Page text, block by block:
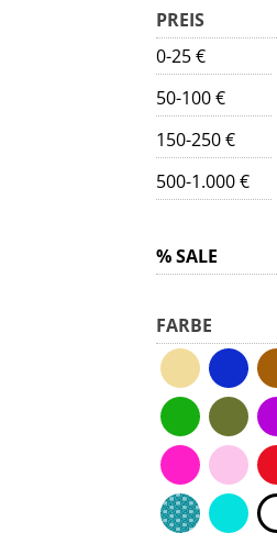
PREIS
0-25 €
50-100 €
150-250 €
500-1.000 €
% SALE
FARBE